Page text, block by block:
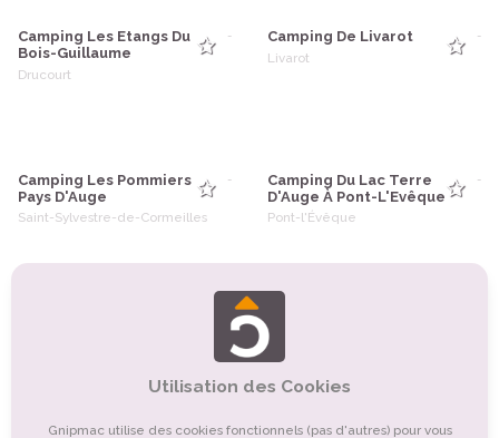
-
Camping Les Etangs Du
Bois-Guillaume
Drucourt
-
Camping De Livarot
Livarot
-
Camping Les Pommiers
Pays D'Auge
Saint-Sylvestre-de-Cormeilles
-
Camping Du Lac Terre
D'Auge À Pont-L'Evêque
Pont-l'Évêque
-
Utilisation des Cookies
Gnipmac utilise des cookies fonctionnels (pas d'autres) pour vous